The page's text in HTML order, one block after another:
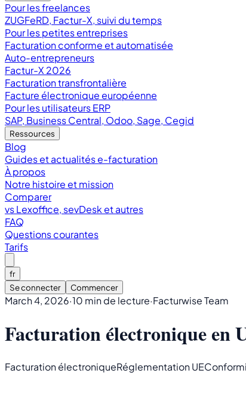
Pour les freelances
ZUGFeRD, Factur-X, suivi du temps
Pour les petites entreprises
Facturation conforme et automatisée
Auto-entrepreneurs
Factur-X 2026
Facturation transfrontalière
Facture électronique européenne
Pour les utilisateurs ERP
SAP, Business Central, Odoo, Sage, Cegid
Ressources
Blog
Guides et actualités e-facturation
À propos
Notre histoire et mission
Comparer
vs Lexoffice, sevDesk et autres
FAQ
Questions courantes
Tarifs
fr
Se connecter
Commencer
March 4, 2026·10 min de lecture·Facturwise Team
Facturation électronique en
Facturation électroniqueRéglementation UE